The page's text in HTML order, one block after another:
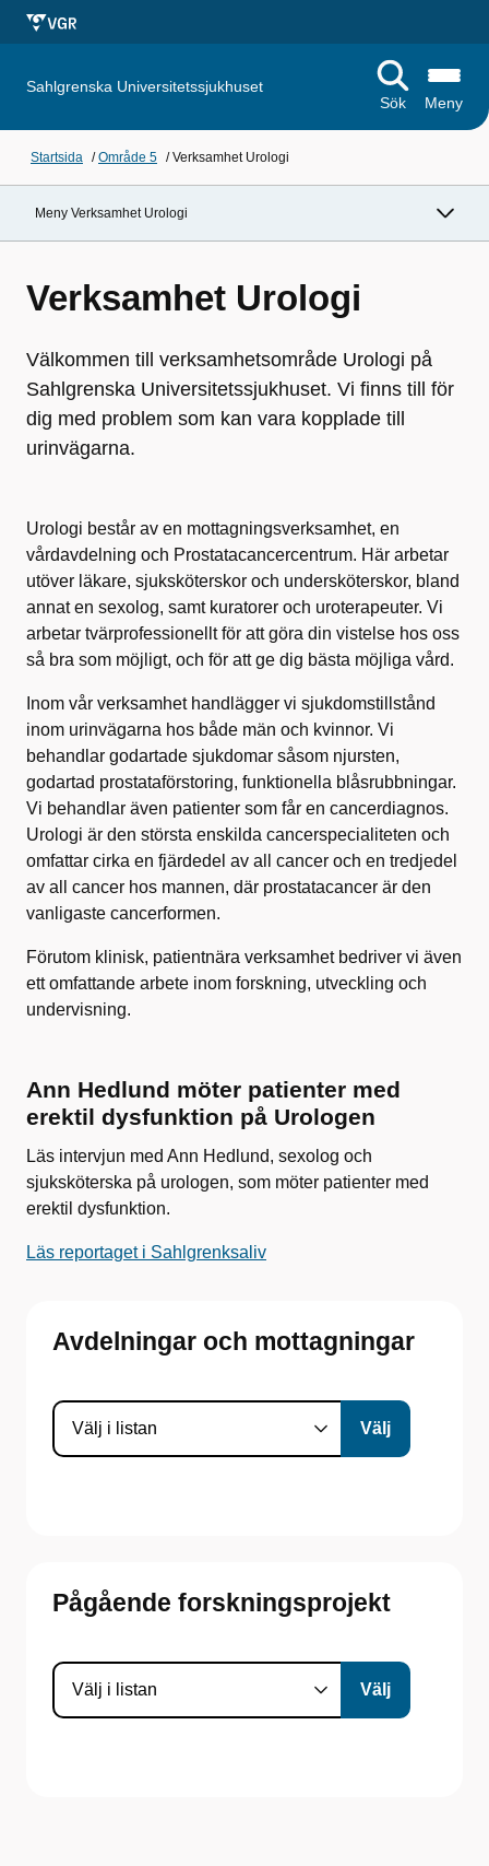
Sahlgrenska Universitetssjukhuset
Sök
Meny
Startsida /Område 5 /Verksamhet Urologi
Meny Verksamhet Urologi
Verksamhet Urologi
Välkommen till verksamhetsområde Urologi på
Sahlgrenska Universitetssjukhuset. Vi finns till för
dig med problem som kan vara kopplade till
urinvägarna.
Urologi består av en mottagningsverksamhet, en
vårdavdelning och Prostatacancercentrum. Här arbetar
utöver läkare, sjuksköterskor och undersköterskor, bland
annat en sexolog, samt kuratorer och uroterapeuter. Vi
arbetar tvärprofessionellt för att göra din vistelse hos oss
så bra som möjligt, och för att ge dig bästa möjliga vård.
Inom vår verksamhet handlägger vi sjukdomstillstånd
inom urinvägarna hos både män och kvinnor. Vi
behandlar godartade sjukdomar såsom njursten,
godartad prostataförstoring, funktionella blåsrubbningar.
Vi behandlar även patienter som får en cancerdiagnos.
Urologi är den största enskilda cancerspecialiteten och
omfattar cirka en fjärdedel av all cancer och en tredjedel
av all cancer hos mannen, där prostatacancer är den
vanligaste cancerformen.
Förutom klinisk, patientnära verksamhet bedriver vi även
ett omfattande arbete inom forskning, utveckling och
undervisning.
Ann Hedlund möter patienter med
erektil dysfunktion på Urologen
Läs intervjun med Ann Hedlund, sexolog och
sjuksköterska på urologen, som möter patienter med
erektil dysfunktion.
Läs reportaget i Sahlgrenksaliv
Avdelningar och mottagningar
Pågående forskningsprojekt